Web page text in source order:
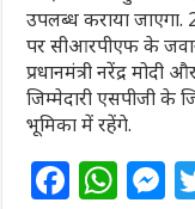
उपलब्ध कराया
पर सीआरपीएफ के
प्रधानमंत्री नरेंद्र मोदी
जिम्मेदारी एसपीजी के
भूमिका में रहेंगे.
F W